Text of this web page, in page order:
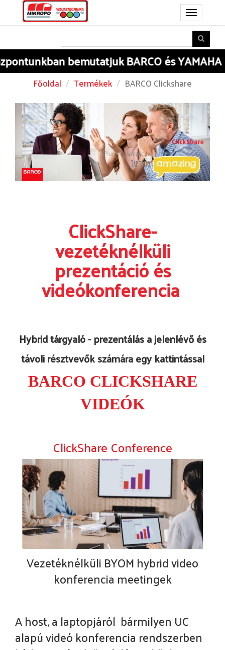
Toggle
navigation
bemutatjuk BARCO és YAMAHA HIGH-
Főoldal Termékek BARCO Clickshare
ClickShare-
vezetéknélküli
prezentáció és
videókonferencia
Hybrid tárgyaló - prezentálás a jelenlévő és
távoli résztvevők számára egy kattintással
BARCO CLICKSHARE
VIDEÓK
ClickShare Conference
Vezetéknélküli BYOM hybrid video
konferencia meetingek
A host, a laptopjáról bármilyen UC
alapú videó konferencia rendszerben